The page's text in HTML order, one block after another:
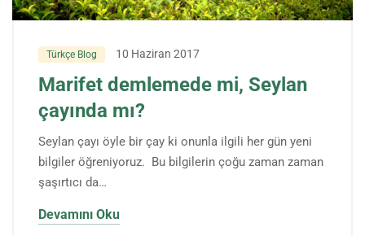
Türkçe Blog 10 Haziran 2017
Marifet demlemede mi, Seylan
çayında mı?
Seylan çayı öyle bir çay ki onunla ilgili her gün yeni
bilgiler öğreniyoruz. Bu bilgilerin çoğu zaman zaman
şaşırtıcı da…
Devamını Oku